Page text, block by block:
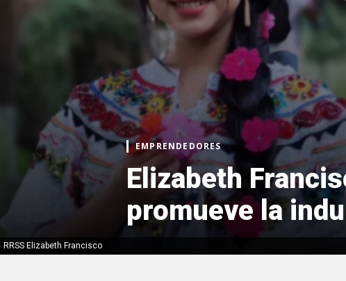
RRSS Elizabeth Francisco
EMPRENDEDORES
Elizabeth
promueve la